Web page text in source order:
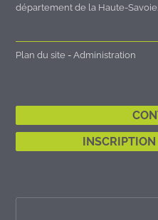
département de la Haute-Savoie.
Plan du site -Administration